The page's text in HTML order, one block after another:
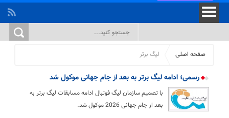
صفحه اصلی لیگ برتر
رسمی؛ ادامه لیگ برتر به بعد از جام جهانی موکول شد
با تصمیم سازمان لیگ فوتبال ادامه مسابقات لیگ برتر به
بعد از جام جهانی 2026 موکول شد.